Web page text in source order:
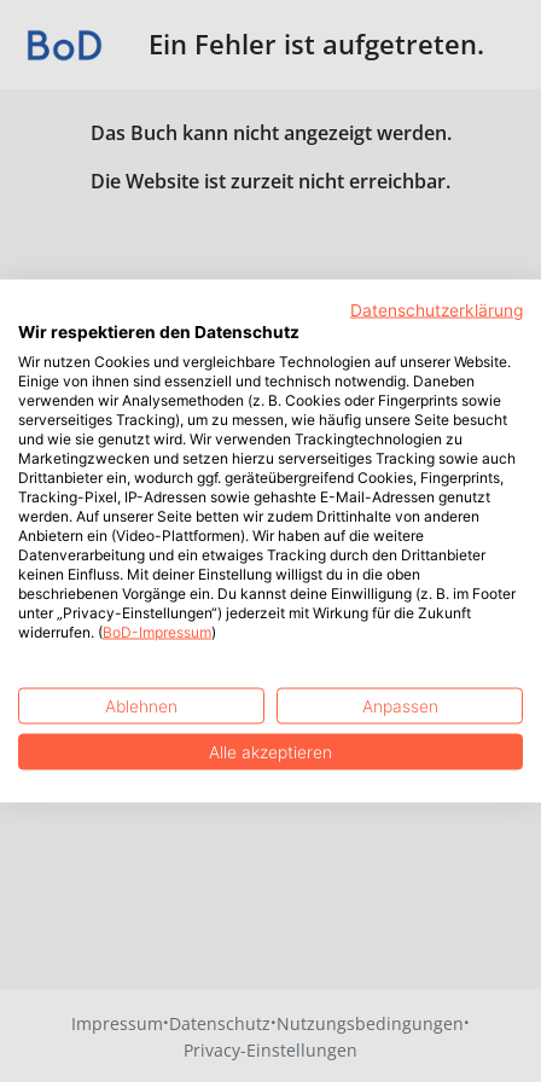
Ein Fehler ist aufgetreten.
Das Buch kann nicht angezeigt werden.
Die Website ist zurzeit nicht erreichbar.
Impressum·Datenschutz·Nutzungsbedingungen·
Privacy-Einstellungen
Datenschutzerklärung
Wir respektieren den Datenschutz
Wir nutzen Cookies und vergleichbare Technologien auf unserer Website.
Einige von ihnen sind essenziell und technisch notwendig. Daneben
verwenden wir Analysemethoden (z. B. Cookies oder Fingerprints sowie
serverseitiges Tracking), um zu messen, wie häufig unsere Seite besucht
und wie sie genutzt wird. Wir verwenden Trackingtechnologien zu
Marketingzwecken und setzen hierzu serverseitiges Tracking sowie auch
Drittanbieter ein, wodurch ggf. geräteübergreifend Cookies, Fingerprints,
Tracking-Pixel, IP-Adressen sowie gehashte E-Mail-Adressen genutzt
werden. Auf unserer Seite betten wir zudem Drittinhalte von anderen
Anbietern ein (Video-Plattformen). Wir haben auf die weitere
Datenverarbeitung und ein etwaiges Tracking durch den Drittanbieter
keinen Einfluss. Mit deiner Einstellung willigst du in die oben
beschriebenen Vorgänge ein. Du kannst deine Einwilligung (z. B. im Footer
unter „Privacy-Einstellungen“) jederzeit mit Wirkung für die Zukunft
widerrufen. (BoD-Impressum)
Ablehnen Anpassen
Alle akzeptieren